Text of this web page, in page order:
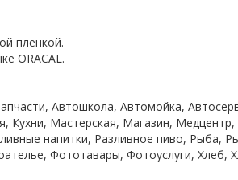
пленкой.
ORACAL.
Автошкола, Автомойка,
Кухни, Мастерская, Магазин,
напитки, Разливное пиво,
Фототавары, Фотоуслуги,